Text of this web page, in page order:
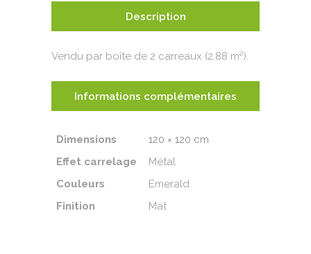
Description
Vendu par boîte de 2 carreaux (2.88 m²).
Informations complémentaires
Dimensions
120 × 120 cm
Effet carrelage
Métal
Couleurs
Emerald
Finition
Mat